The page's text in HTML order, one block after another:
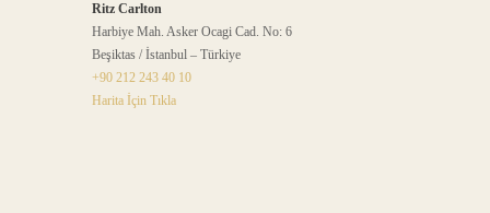
Ritz Carlton
Harbiye Mah. Asker Ocagi Cad. No: 6
Beşiktas / İstanbul – Türkiye
+90 212 243 40 10
Harita İçin Tıkla